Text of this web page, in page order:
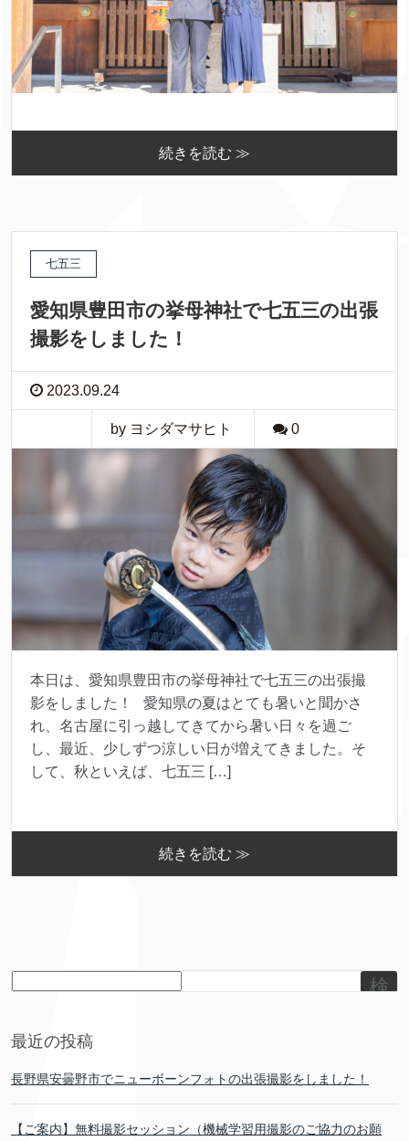
続きを読む ≫
七五三
愛知県豊田市の挙母神社で七五三の出張
撮影をしました！
2023.09.24
by ヨシダマサヒト 0
本日は、愛知県豊田市の挙母神社で七五三の出張撮
影をしました！ 愛知県の夏はとても暑いと聞かさ
れ、名古屋に引っ越してきてから暑い日々を過ご
し、最近、少しずつ涼しい日が増えてきました。そ
して、秋といえば、七五三 […]
続きを読む ≫
検
最近の投稿
長野県安曇野市でニューボーンフォトの出張撮影をしました！
【ご案内】無料撮影セッション（機械学習用撮影のご協力のお願